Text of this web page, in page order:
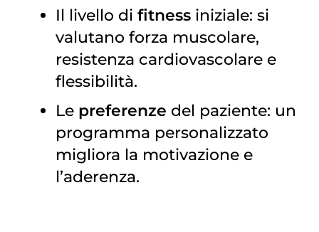
Il livello di fitnessiniziale: si
valutano forza muscolare,
resistenza cardiovascolare e
flessibilità.
Le preferenze del paziente: un
programma personalizzato
migliora la motivazione e
l’aderenza.